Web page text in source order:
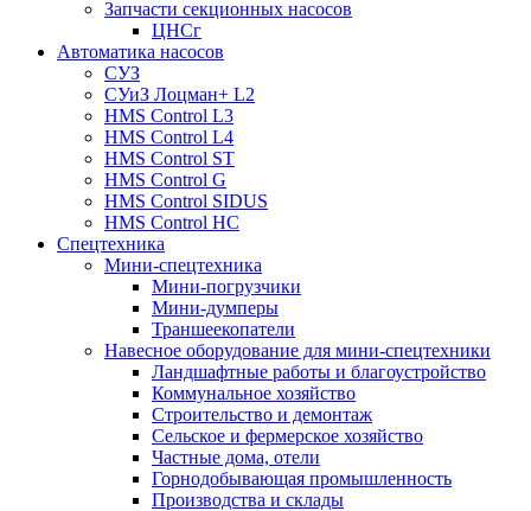
Запчасти секционных насосов
ЦНСг
Автоматика насосов
СУЗ
СУиЗ Лоцман+ L2
HMS Control L3
HMS Control L4
HMS Control ST
HMS Control G
HMS Control SIDUS
HMS Control HC
Спецтехника
Мини-спецтехника
Мини-погрузчики
Мини-думперы
Траншеекопатели
Навесное оборудование для мини-спецтехники
Ландшафтные работы и благоустройство
Коммунальное хозяйство
Строительство и демонтаж
Сельское и фермерское хозяйство
Частные дома, отели
Горнодобывающая промышленность
Производства и склады